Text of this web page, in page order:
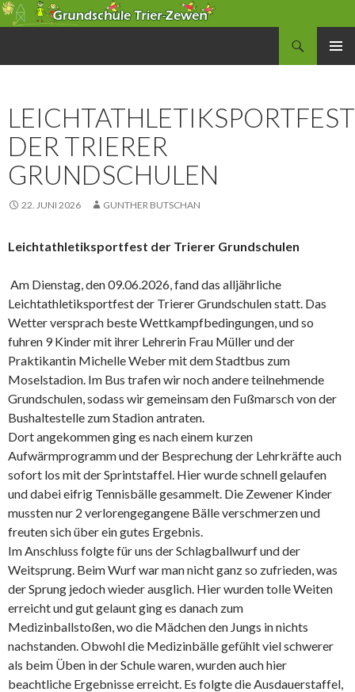
LEICHTATHLETIKSPORTFEST
DER TRIERER
GRUNDSCHULEN
22. JUNI 2026 GUNTHER BUTSCHAN
Leichtathletiksportfest der Trierer Grundschulen
Am Dienstag, den 09.06.2026, fand das alljährliche
Leichtathletiksportfest der Trierer Grundschulen statt. Das
Wetter versprach beste Wettkampfbedingungen, und so
fuhren 9 Kinder mit ihrer Lehrerin Frau Müller und der
Praktikantin Michelle Weber mit dem Stadtbus zum
Moselstadion. Im Bus trafen wir noch andere teilnehmende
Grundschulen, sodass wir gemeinsam den Fußmarsch von der
Bushaltestelle zum Stadion antraten.
Dort angekommen ging es nach einem kurzen
Aufwärmprogramm und der Besprechung der Lehrkräfte auch
sofort los mit der Sprintstaffel. Hier wurde schnell gelaufen
und dabei eifrig Tennisbälle gesammelt. Die Zewener Kinder
mussten nur 2 verlorengegangene Bälle verschmerzen und
freuten sich über ein gutes Ergebnis.
Im Anschluss folgte für uns der Schlagballwurf und der
Weitsprung. Beim Wurf war man nicht ganz so zufrieden, was
der Sprung jedoch wieder ausglich. Hier wurden tolle Weiten
erreicht und gut gelaunt ging es danach zum
Medizinballstoßen, wo die Mädchen den Jungs in nichts
nachstanden. Obwohl die Medizinbälle gefühlt viel schwerer
als beim Üben in der Schule waren, wurden auch hier
beachtliche Ergebnisse erreicht. Es folgte die Ausdauerstaffel,